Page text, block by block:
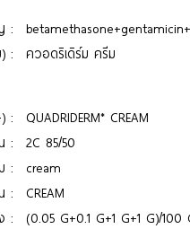
:
:
ควอดริเดิร์ม ครีม
:
QUADRIDERM* CREAM
:
2C 85/50
:
cream
:
CREAM
:
(0.05 G+0.1 G+1 G+1 G)/100